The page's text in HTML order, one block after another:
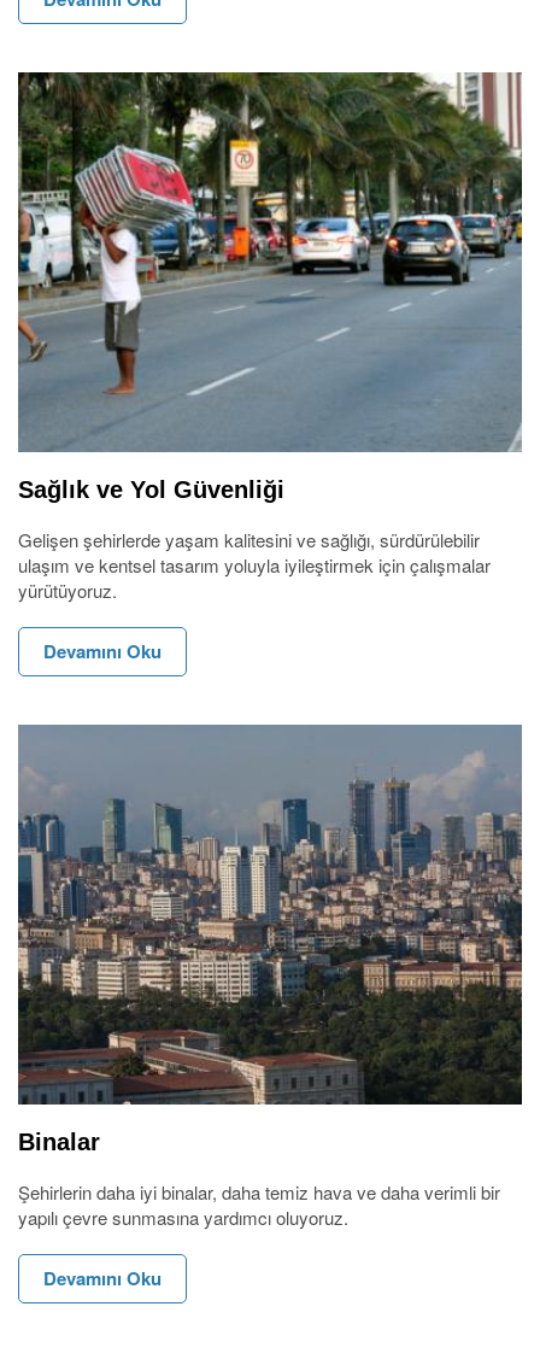
Sağlık ve Yol Güvenliği
Gelişen şehirlerde yaşam kalitesini ve sağlığı, sürdürülebilir
ulaşım ve kentsel tasarım yoluyla iyileştirmek için çalışmalar
yürütüyoruz.
Devamını Oku
Binalar
Şehirlerin daha iyi binalar, daha temiz hava ve daha verimli bir
yapılı çevre sunmasına yardımcı oluyoruz.
Devamını Oku